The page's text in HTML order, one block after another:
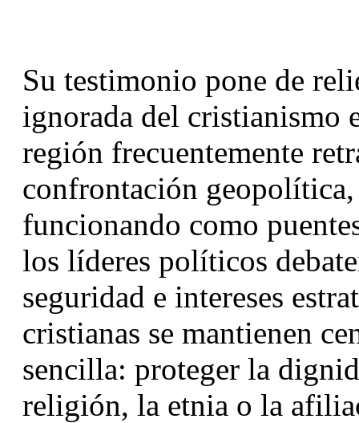
Su testimonio pone de
ignorada del cristianismo
región frecuentemente
confrontación
funcionando como
los líderes políticos
seguridad e intereses
cristianas se mantienen
sencilla: proteger la
religión, la etnia o la